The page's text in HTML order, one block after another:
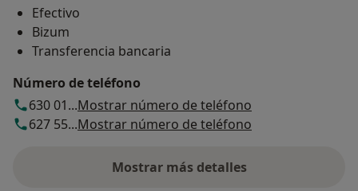
Efectivo
Bizum
Transferencia bancaria
Número de teléfono
630 01...Mostrar número de teléfono
627 55...Mostrar número de teléfono
Mostrar más detalles
sobre la dirección